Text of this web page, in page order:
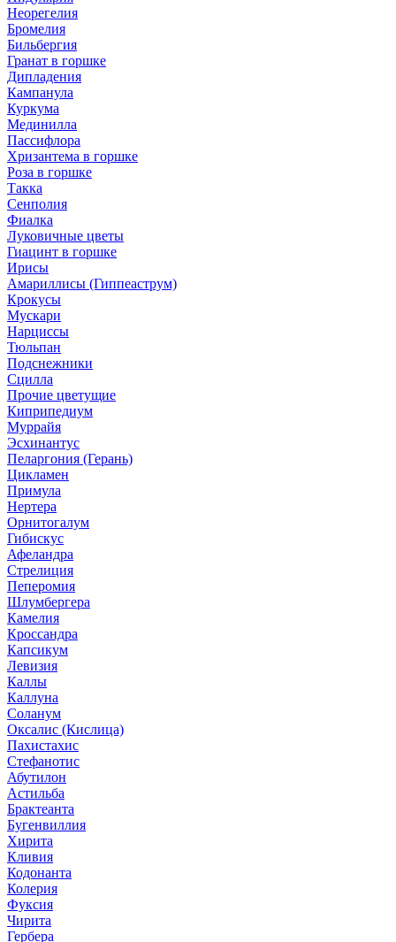
Неорегелия
Бромелия
Бильбергия
Гранат в горшке
Дипладения
Кампанула
Куркума
Мединилла
Пассифлора
Хризантема в горшке
Роза в горшке
Такка
Сенполия
Фиалка
Луковичные цветы
Гиацинт в горшке
Ирисы
Амариллисы (Гиппеаструм)
Крокусы
Мускари
Нарциссы
Тюльпан
Подснежники
Сцилла
Прочие цветущие
Киприпедиум
Муррайя
Эсхинантус
Пеларгония (Герань)
Цикламен
Примула
Нертера
Орнитогалум
Гибискус
Афеландра
Стрелиция
Пеперомия
Шлумбергера
Камелия
Кроссандра
Капсикум
Левизия
Каллы
Каллуна
Соланум
Оксалис (Кислица)
Пахистахис
Стефанотис
Абутилон
Астильба
Брактеанта
Бугенвиллия
Хирита
Кливия
Кодонанта
Колерия
Фуксия
Чирита
Гербера